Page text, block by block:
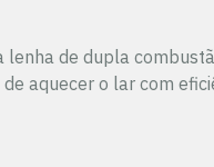
de dupla
aquecer o lar com